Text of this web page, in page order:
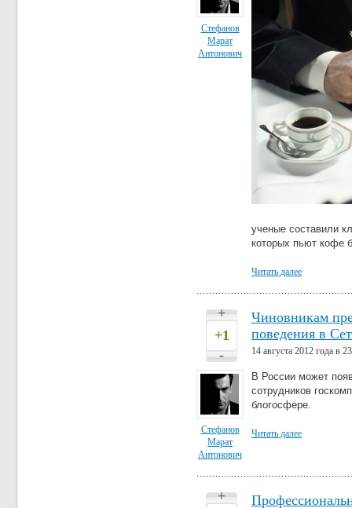
Стефанов
Марат
Антонович
ученые составили
которых пьют кофе
Читать далее
+
+1
-
Чиновникам
поведения в
14 августа 2012 года в
Стефанов
Марат
Антонович
В России может
сотрудников
блогосфере.
Читать далее
+